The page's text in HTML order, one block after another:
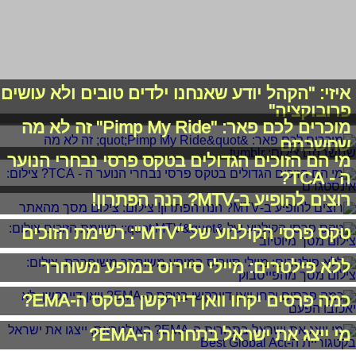
איזי: "הקהל יודע שאנחנו ילדים טובים ולא עושים
פרובוקציה"
מוכרים לכם פאר: "Pimp My Ride" זה לא מה
שחשבתם
מי הם הזוכים הגדולים בטקס פרסי נבחרי הנוער
ה - TCA?
רוצים להופיע ב-MTV? הנה הפתרון!
טקס פרסי הקולנוע של "MTV": רשימת הזוכים
ללא פילטרים: מיילי סיירוס במופע משוחרר
כמה פרסים יקחו וואן דיירקשן בטקס ה-EMA?
מי ייצג את ישראל בתחרות ה-EMA?